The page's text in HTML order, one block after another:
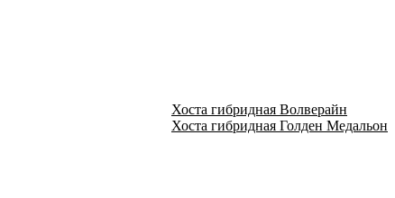
Хоста гибридная Волверайн
Хоста гибридная Голден Медальон